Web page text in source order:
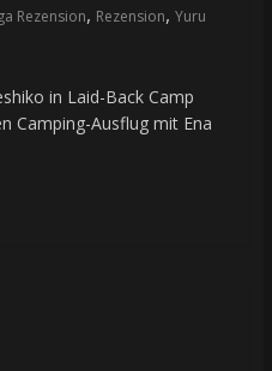
Rezension, Rezension, Yuru
in Laid-Back Camp
Camping-Ausflug mit Ena